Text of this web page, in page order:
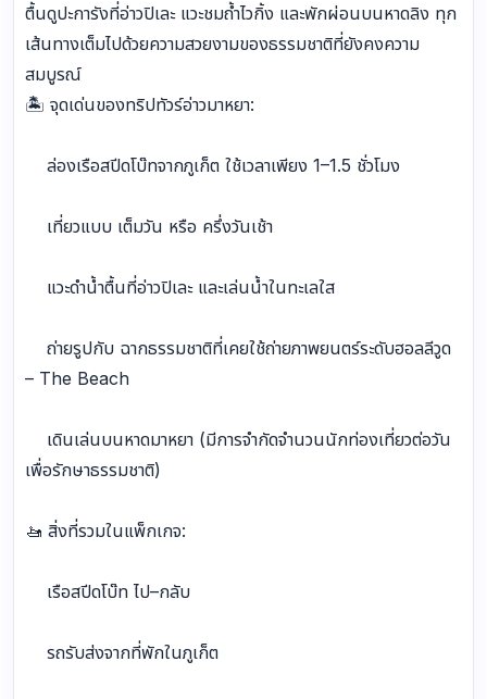
ตื้นดูปะการังที่อ่าวปิเละ แวะชมถ้ำไวกิ้ง และพักผ่อนบนหาดลิง ทุก
เส้นทางเต็มไปด้วยความสวยงามของธรรมชาติที่ยังคงความ
สมบูรณ์
🏝 จุดเด่นของทริปทัวร์อ่าวมาหยา:
ล่องเรือสปีดโบ๊ทจากภูเก็ต ใช้เวลาเพียง 1–1.5 ชั่วโมง
เที่ยวแบบ เต็มวัน หรือ ครึ่งวันเช้า
แวะดำน้ำตื้นที่อ่าวปิเละ และเล่นน้ำในทะเลใส
ถ่ายรูปกับ ฉากธรรมชาติที่เคยใช้ถ่ายภาพยนตร์ระดับฮอลลีวูด
– The Beach
เดินเล่นบนหาดมาหยา (มีการจำกัดจำนวนนักท่องเที่ยวต่อวัน
เพื่อรักษาธรรมชาติ)
🚤 สิ่งที่รวมในแพ็กเกจ:
เรือสปีดโบ๊ท ไป–กลับ
รถรับส่งจากที่พักในภูเก็ต